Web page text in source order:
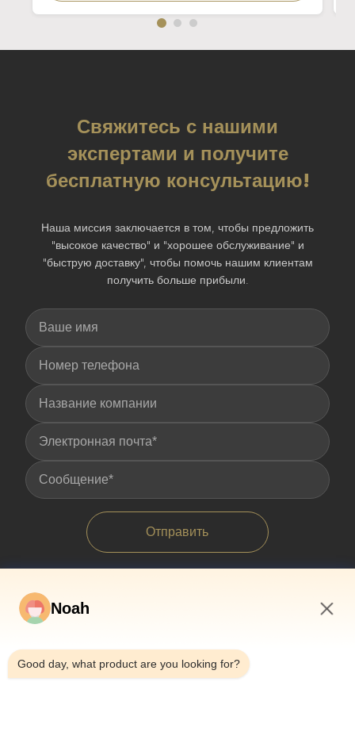
Свяжитесь с нашими
экспертами и получите
бесплатную консультацию!
Наша миссия заключается в том, чтобы предложить
"высокое качество" и "хорошее обслуживание" и
"быструю доставку", чтобы помочь нашим клиентам
получить больше прибыли.
Отправить
Noah
Good day, what product are you looking for?